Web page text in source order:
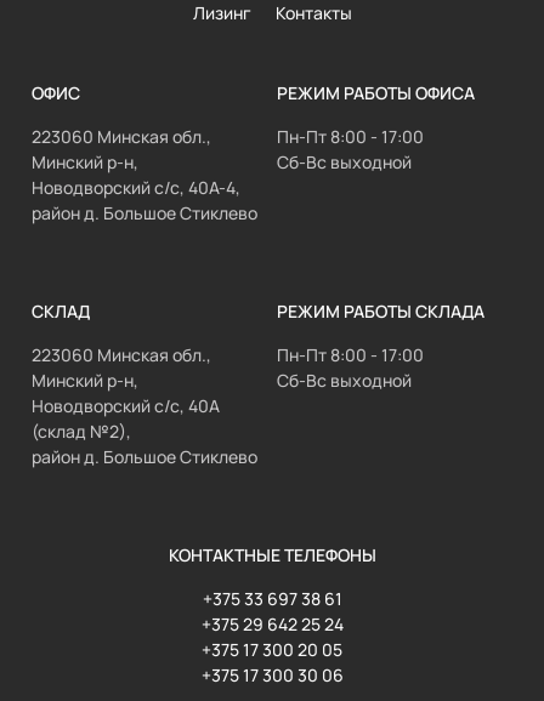
Лизинг
Контакты
ОФИС
223060 Минская обл.,
Минский р-н,
Новодворский с/с, 40А-4,
район д. Большое Стиклево
РЕЖИМ РАБОТЫ ОФИСА
Пн-Пт 8:00 - 17:00
Сб-Вс выходной
СКЛАД
223060 Минская обл.,
Минский р-н,
Новодворский с/с, 40А
(склад №2),
район д. Большое Стиклево
РЕЖИМ РАБОТЫ СКЛАДА
Пн-Пт 8:00 - 17:00
Сб-Вс выходной
КОНТАКТНЫЕ ТЕЛЕФОНЫ
+375 33 697 38 61
+375 29 642 25 24
+375 17 300 20 05
+375 17 300 30 06